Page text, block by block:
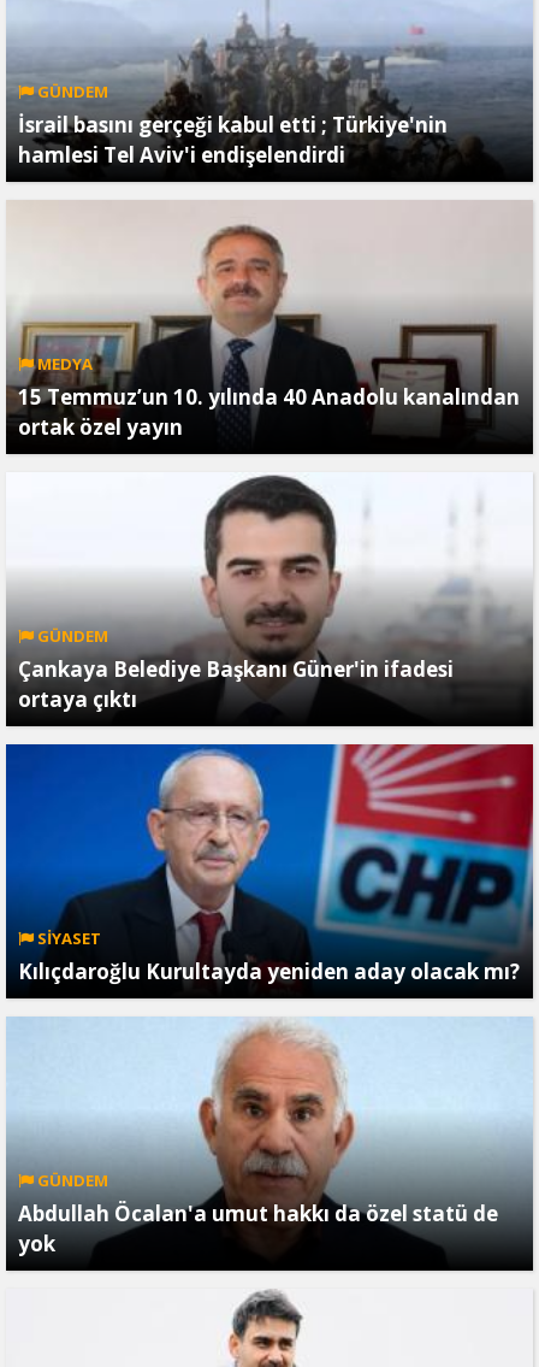
GÜNDEM
İsrail basını gerçeği kabul etti ; Türkiye'nin
hamlesi Tel Aviv'i endişelendirdi
MEDYA
15 Temmuz’un 10. yılında 40 Anadolu kanalından
ortak özel yayın
GÜNDEM
Çankaya Belediye Başkanı Güner'in ifadesi
ortaya çıktı
SİYASET
Kılıçdaroğlu Kurultayda yeniden aday olacak mı?
GÜNDEM
Abdullah Öcalan'a umut hakkı da özel statü de
yok